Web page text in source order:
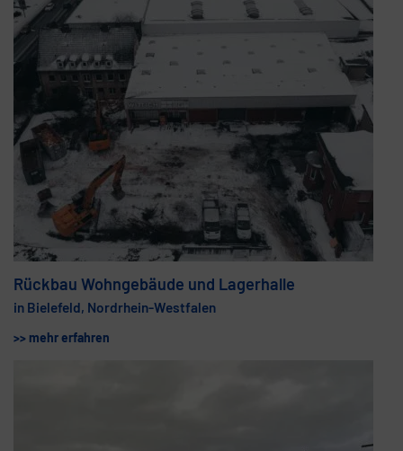
Rückbau Wohngebäude und Lagerhalle
in Bielefeld, Nordrhein-Westfalen
>> mehr erfahren